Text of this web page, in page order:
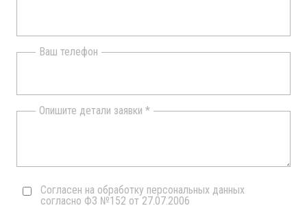
Ваш телефон
Опишите детали заявки *
Согласен на обработку персональных данных
согласно ФЗ №152 от 27.07.2006